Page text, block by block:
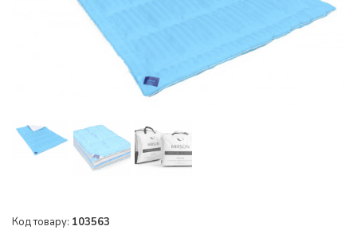
Код товару: 103563